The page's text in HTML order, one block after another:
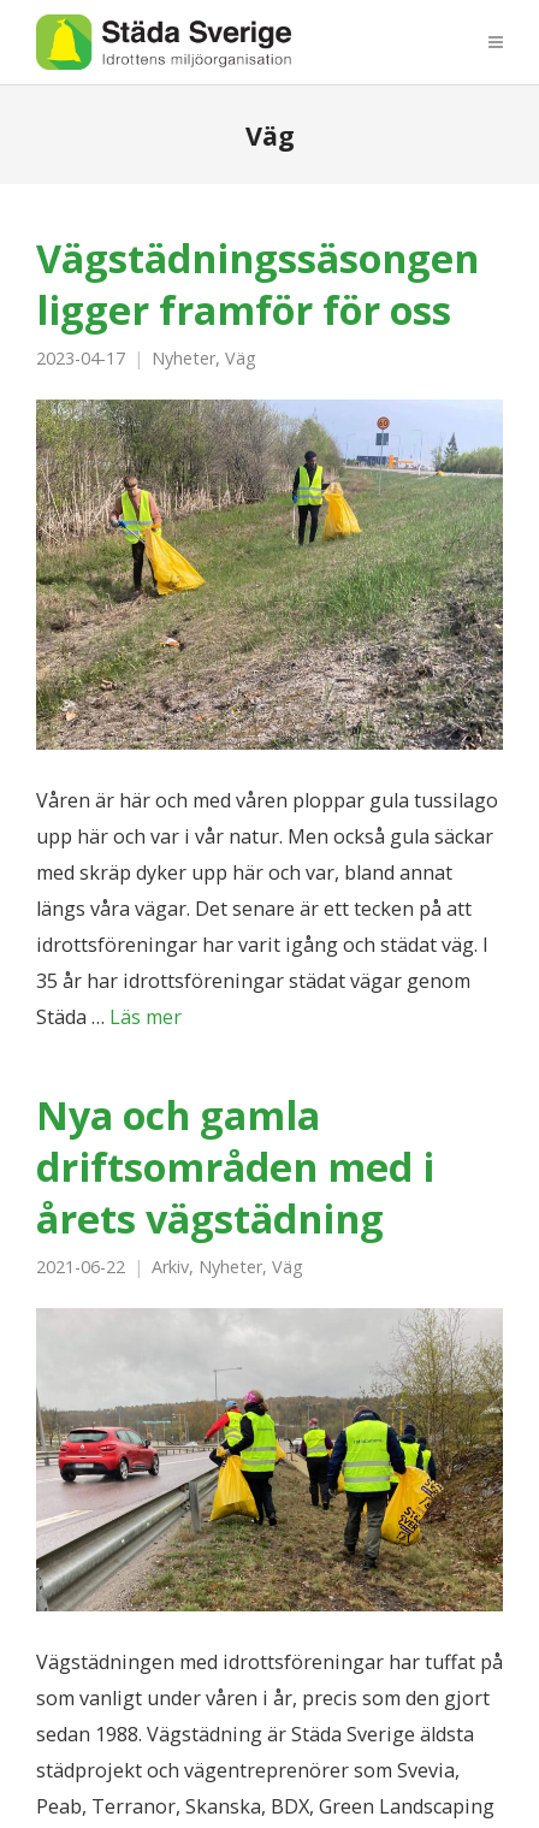
Väg
Vägstädningssäsongen
ligger framför för oss
2023-04-17 Nyheter, Väg
Våren är här och med våren ploppar gula tussilago
upp här och var i vår natur. Men också gula säckar
med skräp dyker upp här och var, bland annat
längs våra vägar. Det senare är ett tecken på att
idrottsföreningar har varit igång och städat väg. I
35 år har idrottsföreningar städat vägar genom
Städa … Läs mer
Nya och gamla
driftsområden med i
årets vägstädning
2021-06-22 Arkiv, Nyheter, Väg
Vägstädningen med idrottsföreningar har tuffat på
som vanligt under våren i år, precis som den gjort
sedan 1988. Vägstädning är Städa Sverige äldsta
städprojekt och vägentreprenörer som Svevia,
Peab, Terranor, Skanska, BDX, Green Landscaping